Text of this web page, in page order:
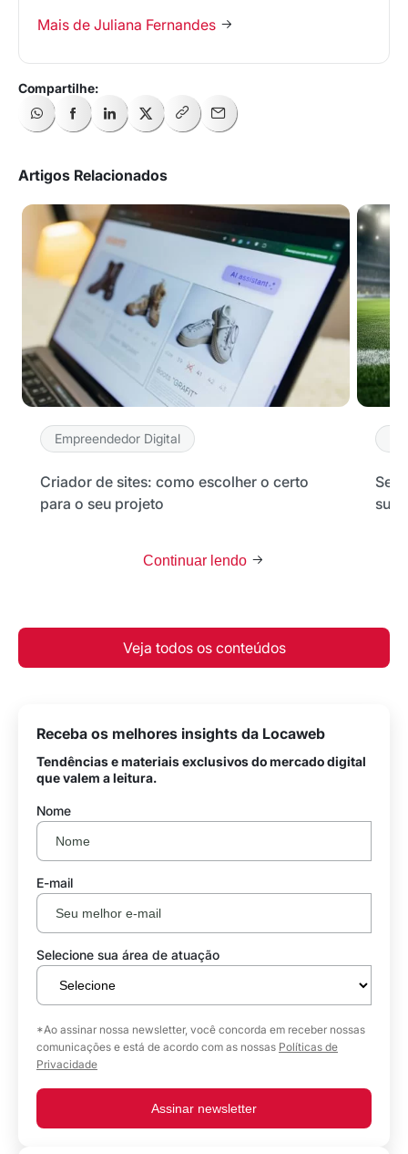
Mais de Juliana Fernandes
Artigos Relacionados
Empreendedor Digital
Criador de sites: como escolher o certo
para o seu projeto
Continuar lendo
Seu
sua
Veja todos os conteúdos
Receba os melhores insights da Locaweb
Tendências e materiais exclusivos do mercado digital
que valem a leitura.
Nome
E-mail
Selecione sua área de atuação
*Ao assinar nossa newsletter, você concorda em receber nossas
comunicações e está de acordo com as nossas Políticas de
Privacidade
Assinar newsletter